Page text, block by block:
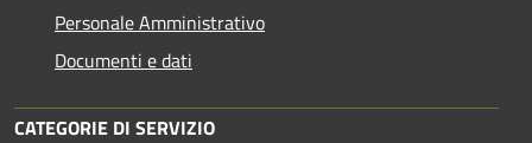
Personale Amministrativo
Documenti e dati
CATEGORIE DI SERVIZIO